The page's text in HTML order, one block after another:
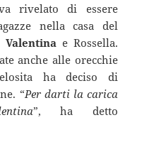
rivelato di essere
nella casa del
Valentina e Rossella.
anche alle orecchie
ha deciso di
“Per darti la carica
”, ha detto